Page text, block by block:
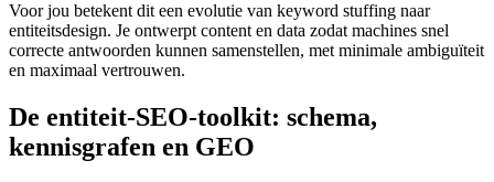
Voor jou betekent dit een evolutie van keyword stuffing naar
entiteitsdesign. Je ontwerpt content en data zodat machines snel
correcte antwoorden kunnen samenstellen, met minimale ambiguïteit
en maximaal vertrouwen.
De entiteit-SEO-toolkit: schema,
kennisgrafen en GEO